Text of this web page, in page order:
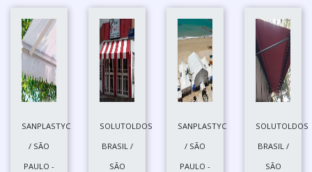
SANPLASTYC
/ SÃO
PAULO -
SOLUTOLDOS
BRASIL /
SÃO
SANPLASTYC
/ SÃO
PAULO -
SOLUTOLDOS
BRASIL /
SÃO